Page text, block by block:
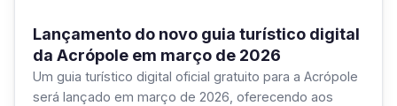
Lançamento do novo guia turístico digital
da Acrópole em março de 2026
Um guia turístico digital oficial gratuito para a Acrópole
será lançado em março de 2026, oferecendo aos